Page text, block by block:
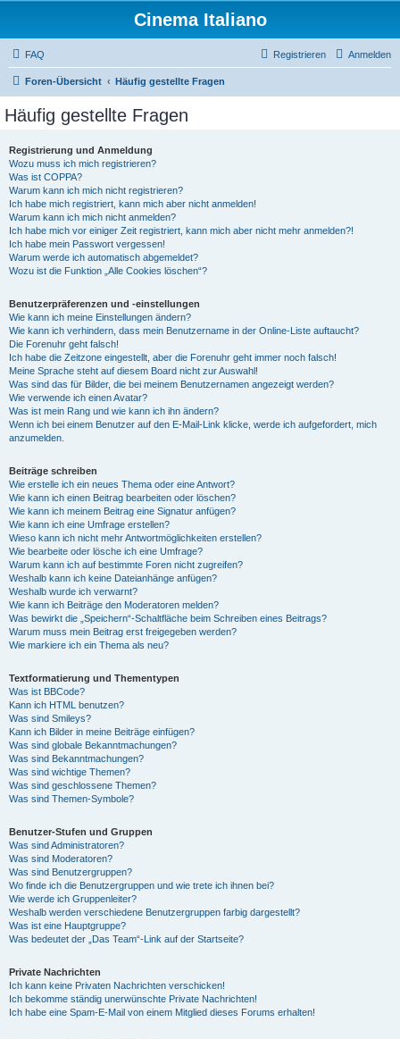
Cinema Italiano
FAQ Anmelden
Registrieren
Foren-Übersicht Häufig gestellte Fragen
Häufig gestellte Fragen
Registrierung und Anmeldung
Wozu muss ich mich registrieren?
Was ist COPPA?
Warum kann ich mich nicht registrieren?
Ich habe mich registriert, kann mich aber nicht anmelden!
Warum kann ich mich nicht anmelden?
Ich habe mich vor einiger Zeit registriert, kann mich aber nicht mehr anmelden?!
Ich habe mein Passwort vergessen!
Warum werde ich automatisch abgemeldet?
Wozu ist die Funktion „Alle Cookies löschen“?
Benutzerpräferenzen und -einstellungen
Wie kann ich meine Einstellungen ändern?
Wie kann ich verhindern, dass mein Benutzername in der Online-Liste auftaucht?
Die Forenuhr geht falsch!
Ich habe die Zeitzone eingestellt, aber die Forenuhr geht immer noch falsch!
Meine Sprache steht auf diesem Board nicht zur Auswahl!
Was sind das für Bilder, die bei meinem Benutzernamen angezeigt werden?
Wie verwende ich einen Avatar?
Was ist mein Rang und wie kann ich ihn ändern?
Wenn ich bei einem Benutzer auf den E-Mail-Link klicke, werde ich aufgefordert, mich
anzumelden.
Beiträge schreiben
Wie erstelle ich ein neues Thema oder eine Antwort?
Wie kann ich einen Beitrag bearbeiten oder löschen?
Wie kann ich meinem Beitrag eine Signatur anfügen?
Wie kann ich eine Umfrage erstellen?
Wieso kann ich nicht mehr Antwortmöglichkeiten erstellen?
Wie bearbeite oder lösche ich eine Umfrage?
Warum kann ich auf bestimmte Foren nicht zugreifen?
Weshalb kann ich keine Dateianhänge anfügen?
Weshalb wurde ich verwarnt?
Wie kann ich Beiträge den Moderatoren melden?
Was bewirkt die „Speichern“-Schaltfläche beim Schreiben eines Beitrags?
Warum muss mein Beitrag erst freigegeben werden?
Wie markiere ich ein Thema als neu?
Textformatierung und Thementypen
Was ist BBCode?
Kann ich HTML benutzen?
Was sind Smileys?
Kann ich Bilder in meine Beiträge einfügen?
Was sind globale Bekanntmachungen?
Was sind Bekanntmachungen?
Was sind wichtige Themen?
Was sind geschlossene Themen?
Was sind Themen-Symbole?
Benutzer-Stufen und Gruppen
Was sind Administratoren?
Was sind Moderatoren?
Was sind Benutzergruppen?
Wo finde ich die Benutzergruppen und wie trete ich ihnen bei?
Wie werde ich Gruppenleiter?
Weshalb werden verschiedene Benutzergruppen farbig dargestellt?
Was ist eine Hauptgruppe?
Was bedeutet der „Das Team“-Link auf der Startseite?
Private Nachrichten
Ich kann keine Privaten Nachrichten verschicken!
Ich bekomme ständig unerwünschte Private Nachrichten!
Ich habe eine Spam-E-Mail von einem Mitglied dieses Forums erhalten!